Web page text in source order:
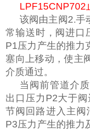
LPF15CNP702
该阀由主阀2.手
常输送时，阀进口
P1压力产生的推力
塞向上移动，使主
介质通过。
当阀前管道介
出口压力P2大于
节阀回路进入主阀
P3压力产生的推力